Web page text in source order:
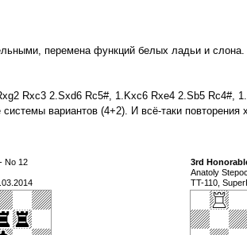
перемена функций белых ладьи и слона.
Rxc3 2.Sxd6 Rc5#, 1.Kxc6 Rxe4 2.Sb5 Rc4#,
вариантов (4+2). И всё-таки повторения
- No 12
3rd
Anatoly
TT-110,